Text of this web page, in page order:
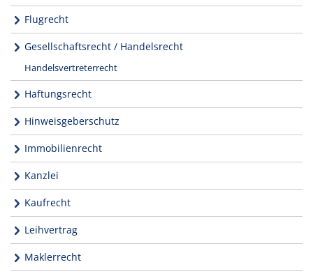
Flugrecht
Gesellschaftsrecht / Handelsrecht
Handelsvertreterrecht
Haftungsrecht
Hinweisgeberschutz
Immobilienrecht
Kanzlei
Kaufrecht
Leihvertrag
Maklerrecht